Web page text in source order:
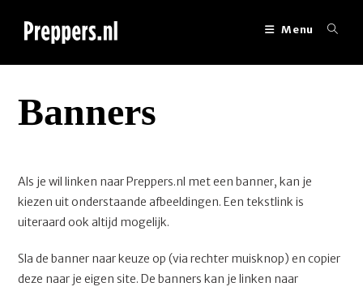
Menu
Banners
Als je wil linken naar Preppers.nl met een banner, kan je
kiezen uit onderstaande afbeeldingen. Een tekstlink is
uiteraard ook altijd mogelijk.
Sla de banner naar keuze op (via rechter muisknop) en copier
deze naar je eigen site. De banners kan je linken naar